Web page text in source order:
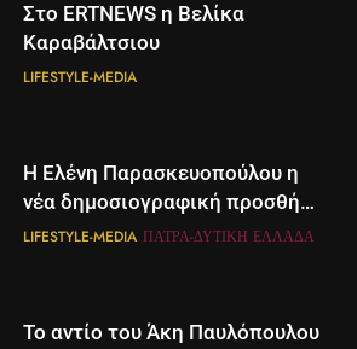
Στο ERTNEWS η Βελίκα
Καραβάλτσιου
LIFESTYLE-MEDIA
Η Ελένη Παρασκευοπούλου η
νέα δημοσιογραφική προσθήκη
του ΣΚΑΪ στην Πάτρα
LIFESTYLE-MEDIA ΠΆΤΡΑ-ΔΥΤΙΚΉ ΕΛΛΆΔΑ
Το αντίο του Άκη Παυλόπουλου